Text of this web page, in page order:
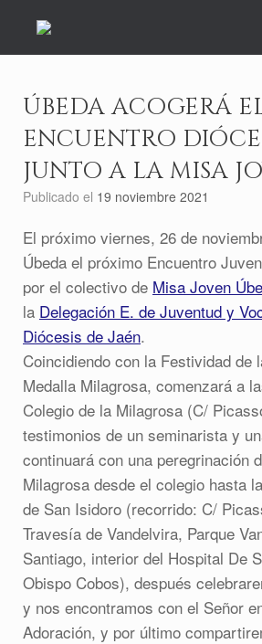
ÚBEDA ACOGERÁ
ENCUENTRO
JUNTO A LA MISA
Publicado el 19 noviembre 2021
El próximo viernes, 26 de
Úbeda el próximo Encuentro
por el colectivo de Misa Joven
la Delegación E. de Juventud y
Diócesis de Jaén.
Coincidiendo con la Festividad de
Medalla Milagrosa, comenzará a
Colegio de la Milagrosa (C/
testimonios de un seminarista y
continuará con una peregrinación
Milagrosa desde el colegio hasta
de San Isidoro (recorrido: C/
Travesía de Vandelvira, Parque
Santiago, interior del Hospital De
Obispo Cobos), después
y nos encontramos con el Señor
Adoración, y por último